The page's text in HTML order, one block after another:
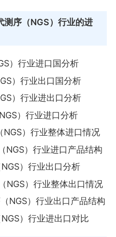
测序（NGS）行业的进
）行业进口国分析
）行业出口国分析
）行业进出口分析
）行业进口分析
NGS）行业整体进口情况
NGS）行业进口产品结构
）行业出口分析
NGS）行业整体出口情况
NGS）行业出口产品结构
）行业进出口对比